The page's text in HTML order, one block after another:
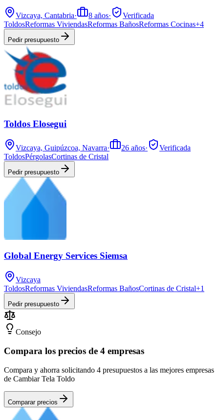
Vizcaya, Cantabria· 8 años·
Verificada
ToldosReformas ViviendasReformas BañosReformas Cocinas+4
Pedir presupuesto
Toldos Elosegui
Vizcaya, Guipúzcoa, Navarra· 26 años·
Verificada
ToldosPérgolasCortinas de Cristal
Pedir presupuesto
Global Energy Services Siemsa
Vizcaya
ToldosReformas ViviendasReformas BañosCortinas de Cristal+1
Pedir presupuesto
Consejo
Compara los precios de 4 empresas
Compara y ahorra solicitando 4 presupuestos a las mejores empresas
de Cambiar Tela Toldo
Comparar precios